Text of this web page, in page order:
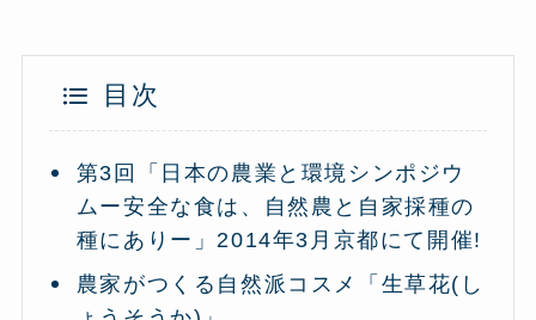
目次
第3回「日本の農業と環境シンポジウ
ムー安全な食は、自然農と自家採種の
種にありー」2014年3月京都にて開催!
農家がつくる自然派コスメ「生草花(し